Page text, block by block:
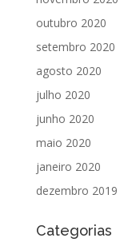
outubro 2020
setembro 2020
agosto 2020
julho 2020
junho 2020
maio 2020
janeiro 2020
dezembro 2019
Categorias